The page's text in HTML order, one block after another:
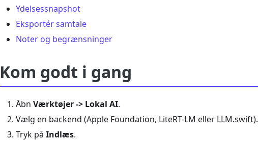
Ydelsessnapshot
Eksportér samtale
Noter og begrænsninger
Kom godt i gang
Åbn Værktøjer -> Lokal AI.
Vælg en backend (Apple Foundation, LiteRT-LM eller LLM.swift).
Tryk på Indlæs.